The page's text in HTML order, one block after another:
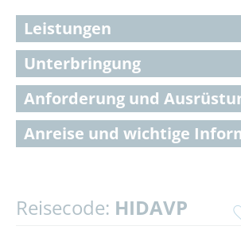
Leistungen
Unterbringung
Anforderung und
Anreise und wichtige
Reisecode: HIDAVP